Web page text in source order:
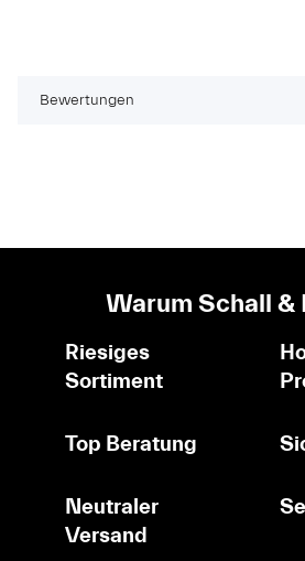
Bewertungen
Warum Schall &
Riesiges
Sortiment
Top Beratung
Neutraler
Versand